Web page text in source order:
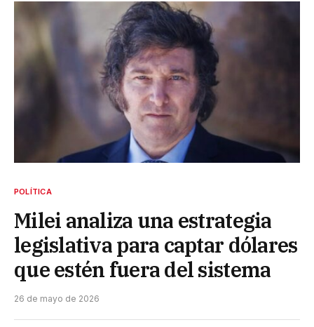
POLÍTICA
Milei analiza una estrategia
legislativa para captar dólares
que estén fuera del sistema
26 de mayo de 2026